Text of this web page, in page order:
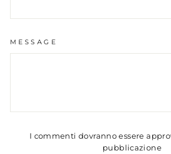
MESSAGE
I commenti dovranno essere
pubblicazione